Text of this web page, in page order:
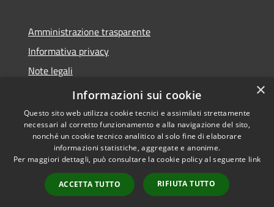
Amministrazione trasparente
Informativa privacy
Note legali
Dichiarazione di accessibilità
Accessibilità
Copyright © 2026 • Comune di
Pessano con Bornago •
Powered byMunicipium
Accesso redazione
×
Informazioni sui cookie
Questo sito web utilizza cookie tecnici e assimilati strettamente
necessari al corretto funzionamento e alla navigazione del sito,
nonché un cookie tecnico analitico al solo fine di elaborare
informazioni statistiche, aggregate e anonime.
Per maggiori dettagli, può consultare la cookie policy al seguente link
ACCETTA TUTTO RIFIUTA TUTTO